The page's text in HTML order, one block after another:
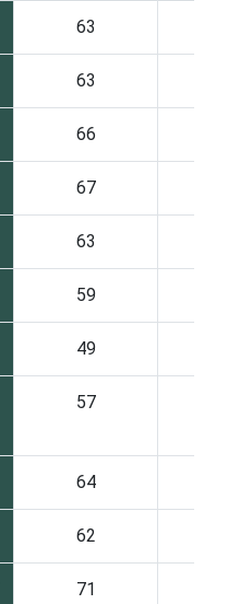
63
63
66
67
63
59
49
57
64
62
71